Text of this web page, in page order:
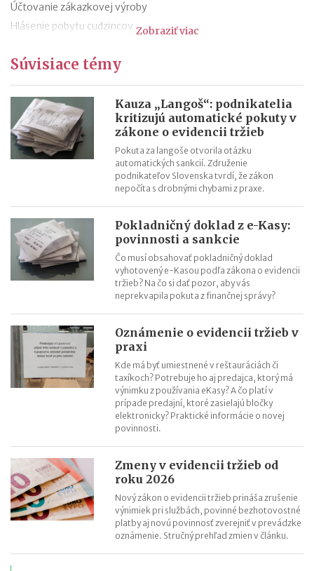
Účtovanie zákazkovej výroby
Hlásenie pobytu cudzincov
Cestovné náhrady pri elektromobiloch
Odpisovanie elektromobilov a elektrobicyklov
Kontroly v oblasti registratúry
Registratúrny plán a registratúrny poriadok
Zobraziť viac
Súvisiace témy
Kauza „Langoš“: podnikatelia
kritizujú automatické pokuty v
zákone o evidencii tržieb
Pokuta za langoše otvorila otázku
automatických sankcií. Združenie
podnikateľov Slovenska tvrdí, že zákon
nepočíta s drobnými chybami z praxe.
Pokladničný doklad z e-Kasy:
povinnosti a sankcie
Čo musí obsahovať pokladničný doklad
vyhotovený e-Kasou podľa zákona o evidencii
tržieb? Na čo si dať pozor, aby vás
neprekvapila pokuta z finančnej správy?
Oznámenie o evidencii tržieb v
praxi
Kde má byť umiestnené v reštauráciách či
taxíkoch? Potrebuje ho aj predajca, ktorý má
výnimku z používania eKasy? A čo platí v
prípade predajní, ktoré zasielajú bločky
elektronicky? Praktické informácie o novej
povinnosti.
Zmeny v evidencii tržieb od
roku 2026
Nový zákon o evidencii tržieb prináša zrušenie
výnimiek pri službách, povinné bezhotovostné
platby aj novú povinnosť zverejniť v prevádzke
oznámenie. Stručný prehľad zmien v článku.